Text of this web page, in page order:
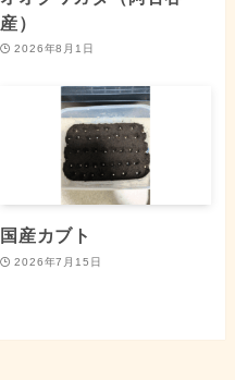
産）
2026年8月1日
国産カブト
2026年7月15日